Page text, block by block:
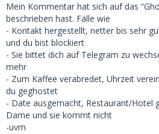
Mein Kommentar hat sich auf das
beschrieben hast. Fälle wie
- Kontakt hergestellt, netter bis sehr
und du bist blockiert
- Sie bittet dich auf Telegram zu
mehr
- Zum Kaffee verabredet, Uhrzeit
du geghostet
- Date ausgemacht, Restaurant/Hotel
Dame und sie kommt nicht
-uvm